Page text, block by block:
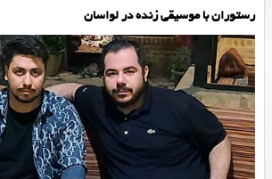
رستوران با موسیقی زنده در لواسان